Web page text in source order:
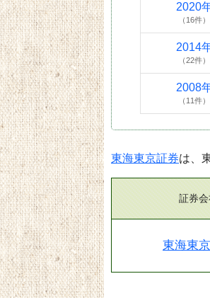
2020
（16件）
2014
（22件）
2008
（11件）
東海東京証券は、
証券会
東海東